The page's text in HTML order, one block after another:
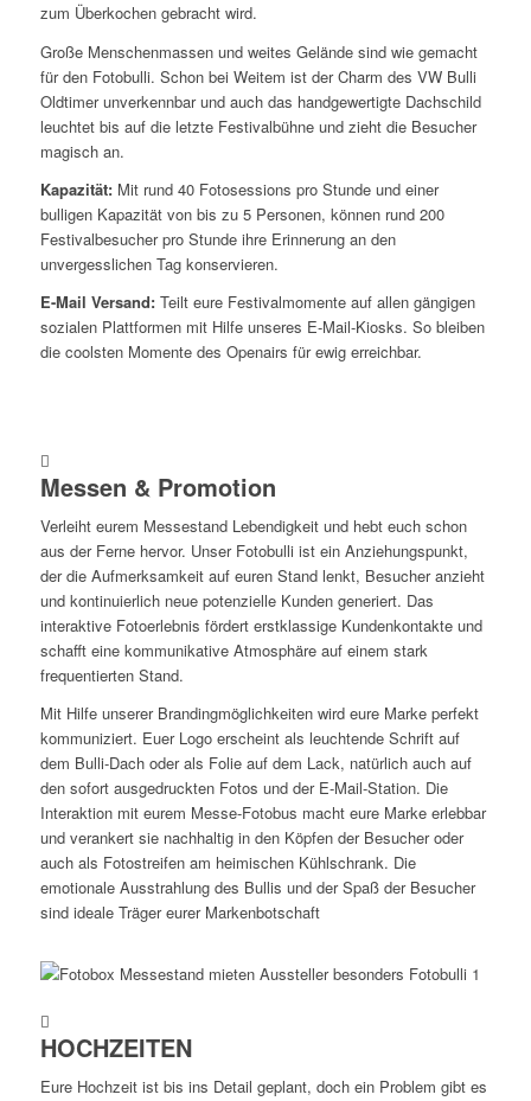
MIETEN
unverbindlich
anfragen
BUCHE
DEINE KULT-
FOTOBOX!
Der
Fotobulli
Highlight
für dein
Event.!
DIE
COOLSTE
FOTOBOX
zum Überkochen gebracht wird.
Große Menschenmassen und weites Gelände sind wie gemacht
für den Fotobulli. Schon bei Weitem ist der Charm des VW Bulli
Oldtimer unverkennbar und auch das handgewertigte Dachschild
leuchtet bis auf die letzte Festivalbühne und zieht die Besucher
magisch an.
Kapazität: Mit rund 40 Fotosessions pro Stunde und einer
bulligen Kapazität von bis zu 5 Personen, können rund 200
Festivalbesucher pro Stunde ihre Erinnerung an den
unvergesslichen Tag konservieren.
E-Mail Versand: Teilt eure Festivalmomente auf allen gängigen
sozialen Plattformen mit Hilfe unseres E-Mail-Kiosks. So bleiben
die coolsten Momente des Openairs für ewig erreichbar.
Messen & Promotion
Verleiht eurem Messestand Lebendigkeit und hebt euch schon
aus der Ferne hervor. Unser Fotobulli ist ein Anziehungspunkt,
der die Aufmerksamkeit auf euren Stand lenkt, Besucher anzieht
und kontinuierlich neue potenzielle Kunden generiert. Das
interaktive Fotoerlebnis fördert erstklassige Kundenkontakte und
schafft eine kommunikative Atmosphäre auf einem stark
frequentierten Stand.
Mit Hilfe unserer Brandingmöglichkeiten wird eure Marke perfekt
kommuniziert. Euer Logo erscheint als leuchtende Schrift auf
dem Bulli-Dach oder als Folie auf dem Lack, natürlich auch auf
den sofort ausgedruckten Fotos und der E-Mail-Station. Die
Interaktion mit eurem Messe-Fotobus macht eure Marke erlebbar
und verankert sie nachhaltig in den Köpfen der Besucher oder
auch als Fotostreifen am heimischen Kühlschrank. Die
emotionale Ausstrahlung des Bullis und der Spaß der Besucher
sind ideale Träger eurer Markenbotschaft
HOCHZEITEN
Eure Hochzeit ist bis ins Detail geplant, doch ein Problem gibt es